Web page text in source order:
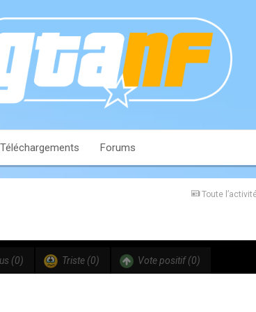
Téléchargements Forums
Toute
(0) Triste (0) Vote positif(0)